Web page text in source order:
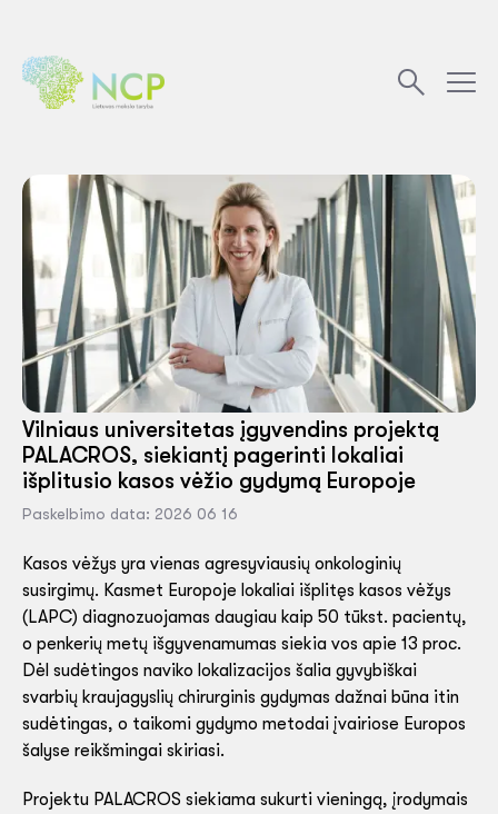
Vilniaus universitetas įgyvendins projektą
PALACROS, siekiantį pagerinti lokaliai
išplitusio kasos vėžio gydymą Europoje
Paskelbimo data: 2026 06 16
Kasos vėžys yra vienas agresyviausių onkologinių
susirgimų. Kasmet Europoje lokaliai išplitęs kasos vėžys
(LAPC) diagnozuojamas daugiau kaip 50 tūkst. pacientų,
o penkerių metų išgyvenamumas siekia vos apie 13 proc.
Dėl sudėtingos naviko lokalizacijos šalia gyvybiškai
svarbių kraujagyslių chirurginis gydymas dažnai būna itin
sudėtingas, o taikomi gydymo metodai įvairiose Europos
šalyse reikšmingai skiriasi.
Projektu PALACROS siekiama sukurti vieningą, įrodymais